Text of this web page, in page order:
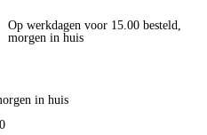
Op werkdagen voor 15.00 besteld,
morgen in huis
in huis